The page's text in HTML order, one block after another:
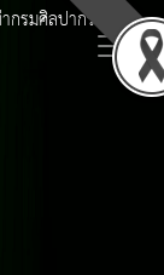
กรมศิลปากร